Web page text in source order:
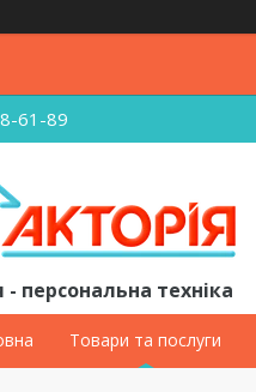
61-89
- персональна техніка
Товари та послуги